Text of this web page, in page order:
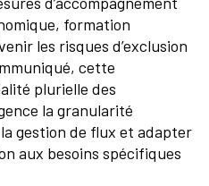
formation
les risques d’exclusion
cette
plurielle des
la granularité
gestion de flux et adapter
aux besoins spécifiques